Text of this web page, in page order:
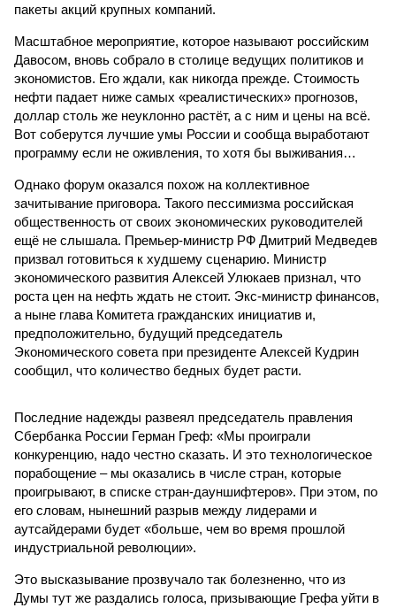
пакеты акций крупных компаний.
Масштабное мероприятие, которое называют российским
Давосом, вновь собрало в столице ведущих политиков и
экономистов. Его ждали, как никогда прежде. Стоимость
нефти падает ниже самых «реалистических» прогнозов,
доллар столь же неуклонно растёт, а с ним и цены на всё.
Вот соберутся лучшие умы России и сообща выработают
программу если не оживления, то хотя бы выживания…
Однако форум оказался похож на коллективное
зачитывание приговора. Такого пессимизма российская
общественность от своих экономических руководителей
ещё не слышала. Премьер-министр РФ Дмитрий Медведев
призвал готовиться к худшему сценарию. Министр
экономического развития Алексей Улюкаев признал, что
роста цен на нефть ждать не стоит. Экс-министр финансов,
а ныне глава Комитета гражданских инициатив и,
предположительно, будущий председатель
Экономического совета при президенте Алексей Кудрин
сообщил, что количество бедных будет расти.
Последние надежды развеял председатель правления
Сбербанка России Герман Греф: «Мы проиграли
конкуренцию, надо честно сказать. И это технологическое
порабощение – мы оказались в числе стран, которые
проигрывают, в списке стран-дауншифтеров». При этом, по
его словам, нынешний разрыв между лидерами и
аутсайдерами будет «больше, чем во время прошлой
индустриальной революции».
Это высказывание прозвучало так болезненно, что из
Думы тут же раздались голоса, призывающие Грефа уйти в